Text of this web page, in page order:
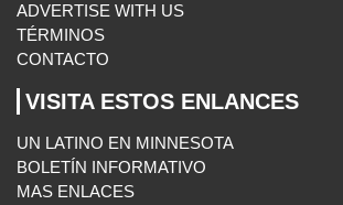
ADVERTISE WITH US
TÉRMINOS
CONTACTO
VISITA ESTOS ENLANCES
UN LATINO EN MINNESOTA
BOLETÍN INFORMATIVO
MAS ENLACES